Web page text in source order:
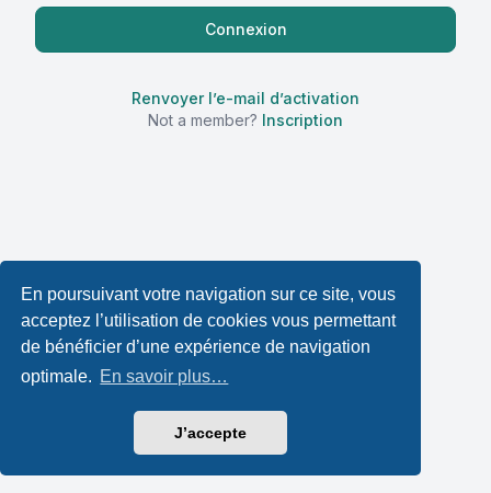
En poursuivant votre navigation sur ce site, vous
acceptez l’utilisation de cookies vous permettant
de bénéficier d’une expérience de navigation
optimale. En savoir plus…
J’accepte
Renvoyer l’e-mail d’activation
Not a member? Inscription